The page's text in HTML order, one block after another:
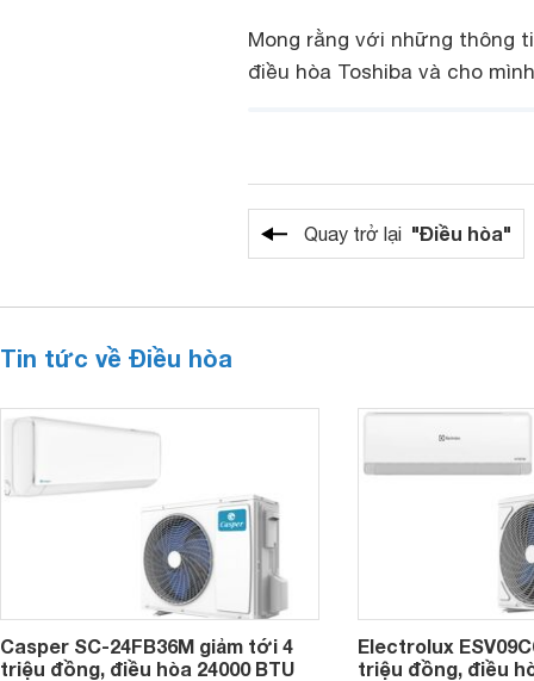
Mong rằng với những thông
điều hòa Toshiba và cho
Quay trở lại "Điều hòa"
Tin tức về Điều hòa
Casper SC-24FB36M giảm tới 4
triệu đồng, điều hòa 24000 BTU
Electrolux
triệu đồng, điều